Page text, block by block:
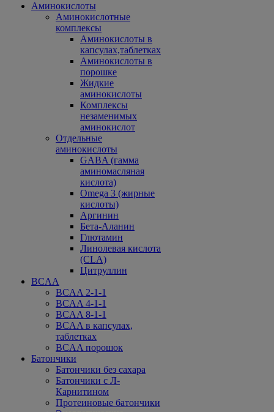
Аминокислоты
Аминокислотные
комплексы
Аминокислоты в
капсулах,таблетках
Аминокислоты в
порошке
Жидкие
аминокислоты
Комплексы
незаменимых
аминокислот
Отдельные
аминокислоты
GABA (гамма
аминомасляная
кислота)
Omega 3 (жирные
кислоты)
Аргинин
Бета-Аланин
Глютамин
Линолевая кислота
(CLA)
Цитруллин
BCAA
BCAA 2-1-1
BCAA 4-1-1
BCAA 8-1-1
BCAA в капсулах,
таблетках
BCAA порошок
Батончики
Батончики без сахара
Батончики с Л-
Карнитином
Протеиновые батончики